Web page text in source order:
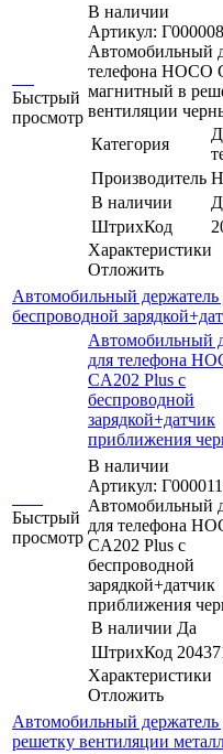
Быстрый
просмотр
В наличии
Артикул:
Автомобильный
телефона HOCO
магнитный в
вентиляции
Категория
Производитель
В наличии
ШтрихКод
Характеристики
Отложить
Автомобильный
беспроводной
Быстрый
просмотр
Автомобильный
для телефона
CA202 Plus с
беспроводной
зарядкой+датчик
приближения
В наличии
Артикул:
Автомобильный
для телефона
CA202 Plus с
беспроводной
зарядкой+датчик
приближения
В наличии Да
ШтрихКод
Характеристики
Отложить
Автомобильный
решетку вентиляции